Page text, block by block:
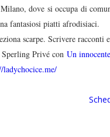
dove si occupa di
fantasiosi piatti afrodisiaci.
scarpe. Scrivere racconti
Privé con Un
ladychocice.me/